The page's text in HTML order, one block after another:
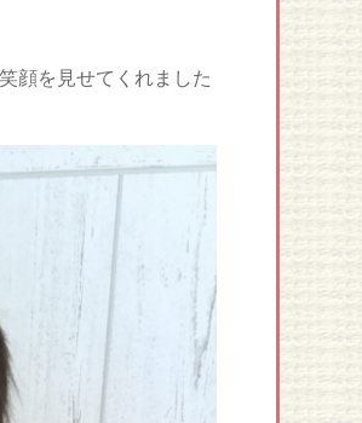
顔を見せてくれました